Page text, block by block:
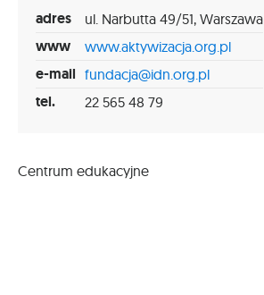
adres ul. Narbutta 49/51, Warszawa
www www.aktywizacja.org.pl
e-mail fundacja@idn.org.pl
tel. 22 565 48 79
Centrum edukacyjne